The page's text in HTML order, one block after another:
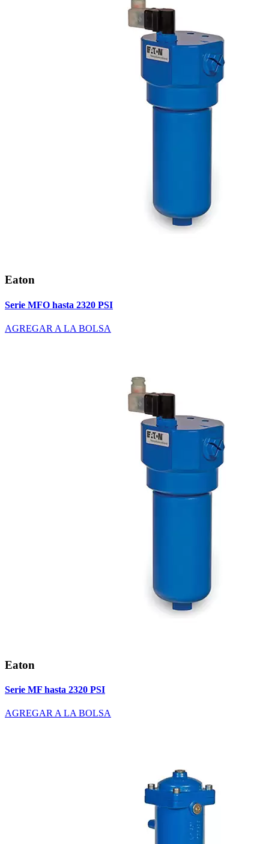
Eaton
Serie MFO hasta 2320 PSI
AGREGAR A LA BOLSA
Eaton
Serie MF hasta 2320 PSI
AGREGAR A LA BOLSA